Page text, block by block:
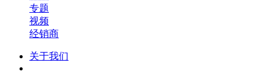
专题
视频
经销商
关于我们